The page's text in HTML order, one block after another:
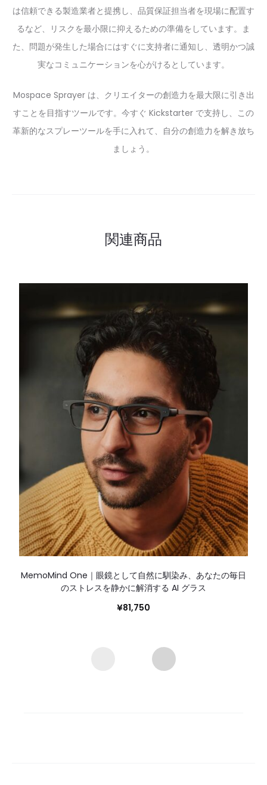
は信頼できる製造業者と提携し、品質保証担当者を現場に配置す
るなど、リスクを最小限に抑えるための準備をしています。ま
た、問題が発生した場合にはすぐに支持者に通知し、透明かつ誠
実なコミュニケーションを心がけるとしています。
Mospace Sprayer は、クリエイターの創造力を最大限に引き出
すことを目指すツールです。今すぐ Kickstarter で支持し、この
革新的なスプレーツールを手に入れて、自分の創造力を解き放ち
ましょう。
関連商品
MemoMind One｜眼鏡として自然に馴染み、あなたの毎日
のストレスを静かに解消する AI グラス
¥81,750